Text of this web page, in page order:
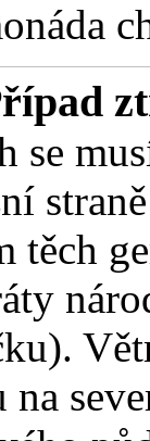
se
těch
na